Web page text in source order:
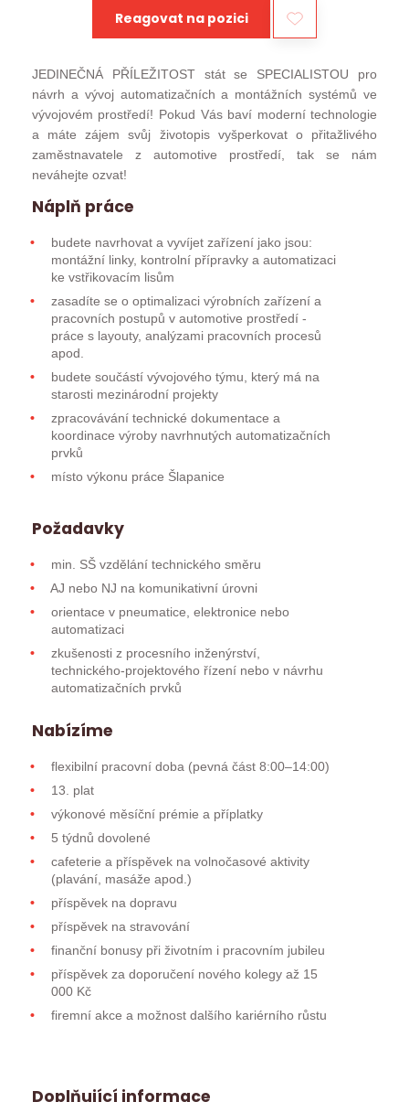
Reagovat na pozici
JEDINEČNÁ PŘÍLEŽITOST stát se SPECIALISTOU pro
návrh a vývoj automatizačních a montážních systémů ve
vývojovém prostředí! Pokud Vás baví moderní technologie
a máte zájem svůj životopis vyšperkovat o přitažlivého
zaměstnavatele z automotive prostředí, tak se nám
neváhejte ozvat!
Náplň práce
budete navrhovat a vyvíjet zařízení jako jsou:
montážní linky, kontrolní přípravky a automatizaci
ke vstřikovacím lisům
zasadíte se o optimalizaci výrobních zařízení a
pracovních postupů v automotive prostředí -
práce s layouty, analýzami pracovních procesů
apod.
budete součástí vývojového týmu, který má na
starosti mezinárodní projekty
zpracovávání technické dokumentace a
koordinace výroby navrhnutých automatizačních
prvků
místo výkonu práce Šlapanice
Požadavky
min. SŠ vzdělání technického směru
AJ nebo NJ na komunikativní úrovni
orientace v pneumatice, elektronice nebo
automatizaci
zkušenosti z procesního inženýrství,
technického-projektového řízení nebo v návrhu
automatizačních prvků
Nabízíme
flexibilní pracovní doba (pevná část 8:00–14:00)
13. plat
výkonové měsíční prémie a příplatky
5 týdnů dovolené
cafeterie a příspěvek na volnočasové aktivity
(plavání, masáže apod.)
příspěvek na dopravu
příspěvek na stravování
finanční bonusy při životním i pracovním jubileu
příspěvek za doporučení nového kolegy až 15
000 Kč
firemní akce a možnost dalšího kariérního růstu
Doplňující informace